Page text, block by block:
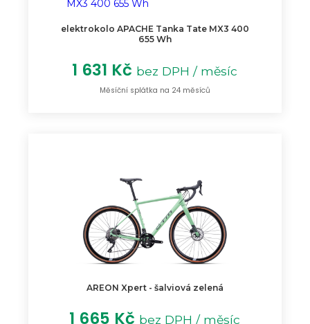
elektrokolo APACHE Tanka Tate MX3 400
655 Wh
1 631 Kč bez DPH / měsíc
Měsíční splátka na 24 měsíců
AREON Xpert - šalviová zelená
1 665 Kč bez DPH / měsíc